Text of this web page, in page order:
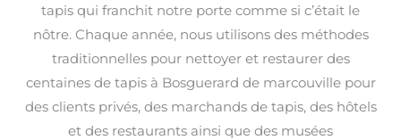
tapis qui franchit notre porte comme si c’était le
nôtre. Chaque année, nous utilisons des méthodes
traditionnelles pour nettoyer et restaurer des
centaines de tapis à Bosguerard de marcouville pour
des clients privés, des marchands de tapis, des hôtels
et des restaurants ainsi que des musées